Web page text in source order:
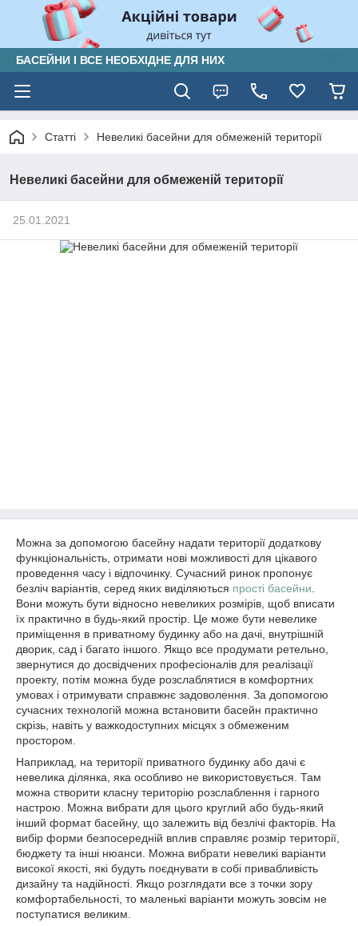
БАСЕЙНИ І ВСЕ НЕОБХІДНЕ ДЛЯ НИХ
Статті Невеликі басейни для обмеженій території
Невеликі басейни для обмеженій території
25.01.2021
Можна за допомогою басейну надати території додаткову
функціональність, отримати нові можливості для цікавого
проведення часу і відпочинку. Сучасний ринок пропонує
безліч варіантів, серед яких виділяються прості басейни
Вони можуть бути відносно невеликих розмірів, щоб вписати
їх практично в будь-який простір. Це може бути невелике
приміщення в приватному будинку або на дачі, внутрішній
дворик, сад і багато іншого. Якщо все продумати ретельно,
звернутися до досвідчених професіоналів для реалізації
проекту, потім можна буде розслаблятися в комфортних
умовах і отримувати справжнє задоволення. За допомогою
сучасних технологій можна встановити басейн практично
скрізь, навіть у важкодоступних місцях з обмеженим
простором.
Наприклад, на території приватного будинку або дачі є
невелика ділянка, яка особливо не використовується. Там
можна створити класну територію розслаблення і гарного
настрою. Можна вибрати для цього круглий або будь-який
інший формат басейну, що залежить від безлічі факторів. На
вибір форми безпосередній вплив справляє розмір території,
бюджету та інші нюанси. Можна вибрати невеликі варіанти
високої якості, які будуть поєднувати в собі привабливість
дизайну та надійності. Якщо розглядати все з точки зору
комфортабельності, то маленькі варіанти можуть зовсім не
поступатися великим.